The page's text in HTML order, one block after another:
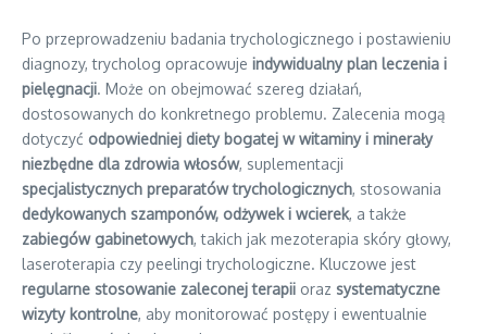
Po przeprowadzeniu badania trychologicznego i postawieniu
diagnozy, trycholog opracowuje indywidualny plan leczenia i
pielęgnacji. Może on obejmować szereg działań,
dostosowanych do konkretnego problemu. Zalecenia mogą
dotyczyć odpowiedniej diety bogatej w witaminy i minerały
niezbędne dla zdrowia włosów, suplementacji
specjalistycznych preparatów trychologicznych, stosowania
dedykowanych szamponów, odżywek i wcierek, a także
zabiegów gabinetowych, takich jak mezoterapia skóry głowy,
laseroterapia czy peelingi trychologiczne. Kluczowe jest
regularne stosowanie zaleconej terapii oraz systematyczne
wizyty kontrolne, aby monitorować postępy i ewentualnie